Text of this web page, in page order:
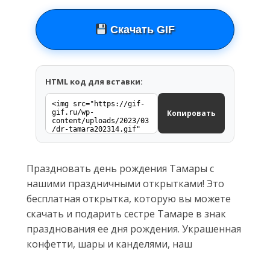
Скачать GIF
HTML код для вставки:
Копировать
Праздновать день рождения Тамары с
нашими праздничными открытками! Это
бесплатная открытка, которую вы можете
скачать и подарить сестре Тамаре в знак
празднования ее дня рождения. Украшенная
конфетти, шары и канделями, наш